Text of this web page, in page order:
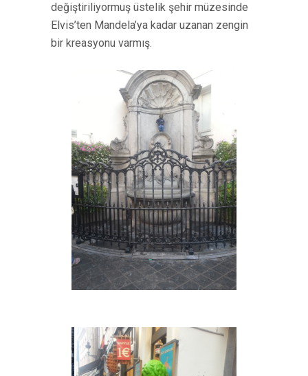
değiştiriliyormuş üstelik şehir müzesinde
Elvis’ten Mandela’ya kadar uzanan zengin
bir kreasyonu varmış.